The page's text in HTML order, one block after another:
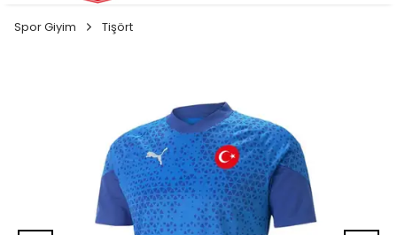
Spor Giyim Tişört